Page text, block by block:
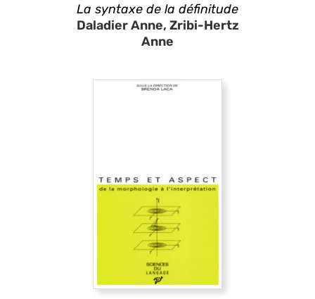
La syntaxe de la définitude
Daladier Anne, Zribi-Hertz
Anne